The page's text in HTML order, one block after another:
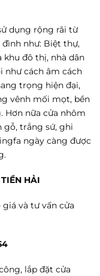
dụng rộng rãi từ
như: Biệt thự,
khu đô thị, nhà dân
như cách âm cách
trọng hiện đại,
vênh mối mọt, bền
Hơn nữa cửa nhôm
gỗ, trắng sứ, ghi
ngày càng được
HẢI
và tư vấn cửa
lắp đặt cửa